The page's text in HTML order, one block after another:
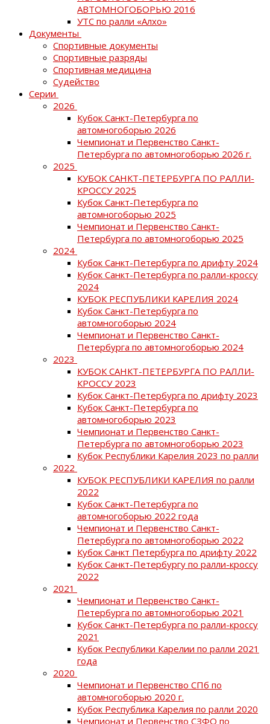
АВТОМНОГОБОРЬЮ 2016
УТС по ралли «Алхо»
Документы
Спортивные документы
Спортивные разряды
Спортивная медицина
Судейство
Серии
2026
Кубок Санкт-Петербурга по
автомногоборью 2026
Чемпионат и Первенство Санкт-
Петербурга по автомногоборью 2026 г.
2025
КУБОК САНКТ-ПЕТЕРБУРГА ПО РАЛЛИ-
КРОССУ 2025
Кубок Санкт-Петербурга по
автомногоборью 2025
Чемпионат и Первенство Санкт-
Петербурга по автомногоборью 2025
2024
Кубок Санкт-Петербурга по дрифту 2024
Кубок Санкт-Петербурга по ралли-кроссу
2024
КУБОК РЕСПУБЛИКИ КАРЕЛИЯ 2024
Кубок Санкт-Петербурга по
автомногоборью 2024
Чемпионат и Первенство Санкт-
Петербурга по автомногоборью 2024
2023
КУБОК САНКТ-ПЕТЕРБУРГА ПО РАЛЛИ-
КРОССУ 2023
Кубок Санкт-Петербурга по дрифту 2023
Кубок Санкт-Петербурга по
автомногоборью 2023
Чемпионат и Первенство Санкт-
Петербурга по автомногоборью 2023
Кубок Республики Карелия 2023 по ралли
2022
КУБОК РЕСПУБЛИКИ КАРЕЛИЯ по ралли
2022
Кубок Санкт-Петербурга по
автомногоборью 2022 года
Чемпионат и Первенство Санкт-
Петербурга по автомногоборью 2022
Кубок Санкт Петербурга по дрифту 2022
Кубок Санкт-Петербургу по ралли-кроссу
2022
2021
Чемпионат и Первенство Санкт-
Петербурга по автомногоборью 2021
Кубок Санкт-Петербурга по ралли-кроссу
2021
Кубок Республики Карелии по ралли 2021
года
2020
Чемпионат и Первенство СПб по
автомногоборью 2020 г.
Кубок Республика Карелия по ралли 2020
Чемпионат и Первенство СЗФО по